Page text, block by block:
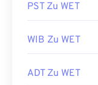
PST Zu WET
WIB Zu WET
ADT Zu WET